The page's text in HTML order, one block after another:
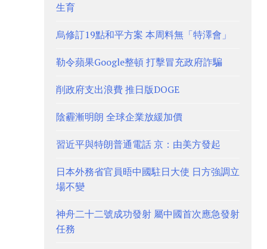
生育
烏修訂19點和平方案 本周料無「特澤會」
勒令蘋果Google整頓 打擊冒充政府詐騙
削政府支出浪費 推日版DOGE
陰霾漸明朗 全球企業放緩加價
習近平與特朗普通電話 京：由美方發起
日本外務省官員晤中國駐日大使 日方強調立
場不變
神舟二十二號成功發射 屬中國首次應急發射
任務